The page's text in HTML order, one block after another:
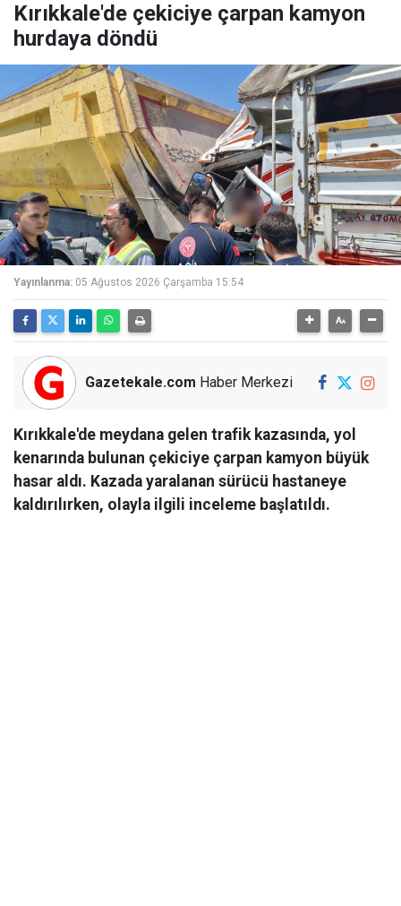
Kırıkkale'de çekiciye çarpan kamyon
hurdaya döndü
Yayınlanma: 05 Ağustos 2026 Çarşamba 15:54
Gazetekale.com Haber Merkezi
Kırıkkale'de meydana gelen trafik kazasında, yol
kenarında bulunan çekiciye çarpan kamyon büyük
hasar aldı. Kazada yaralanan sürücü hastaneye
kaldırılırken, olayla ilgili inceleme başlatıldı.